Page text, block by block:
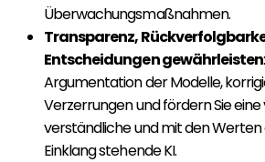
Überwachungsmaßnahmen.
Transparenz,
Entscheidungen gewährleisten
Argumentation der Modelle,
Verzerrungen und fördern Sie
verständliche und mit den
Einklang stehende KI.